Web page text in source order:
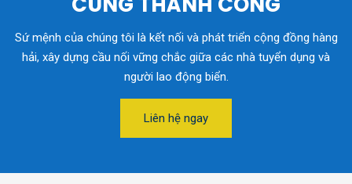
Sứ mệnh của chúng tôi là kết nối và phát triển cộng đồng hàng
hải, xây dựng cầu nối vững chắc giữa các nhà tuyển dụng và
người lao động biển.
Liên hệ ngay